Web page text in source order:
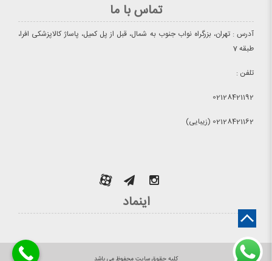
تماس با ما
آدرس : تهران، بزرگراه نواب جنوب به شمال، قبل از پل کمیل، پاساژ کالاپزشکی افرا،
طبقه 7
تلفن :
02128421192
02128421162 (زیبایی)
اینماد